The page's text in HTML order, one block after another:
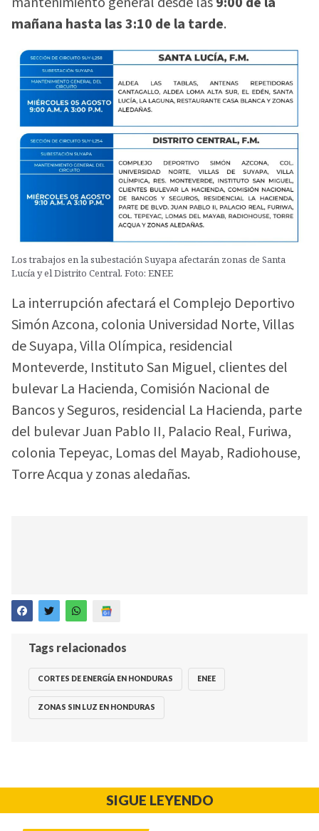
mañana hasta las 3:10 de la tarde.
Los trabajos en la subestación Suyapa afectarán zonas de Santa
Lucía y el Distrito Central. Foto: ENEE
La interrupción afectará el Complejo Deportivo
Simón Azcona, colonia Universidad Norte, Villas
de Suyapa, Villa Olímpica, residencial
Monteverde, Instituto San Miguel, clientes del
bulevar La Hacienda, Comisión Nacional de
Bancos y Seguros, residencial La Hacienda, parte
del bulevar Juan Pablo II, Palacio Real, Furiwa,
colonia Tepeyac, Lomas del Mayab, Radiohouse,
Torre Acqua y zonas aledañas.
Tags relacionados
CORTES DE ENERGÍA EN HONDURAS ENEE
ZONAS SIN LUZ EN HONDURAS
SIGUE LEYENDO